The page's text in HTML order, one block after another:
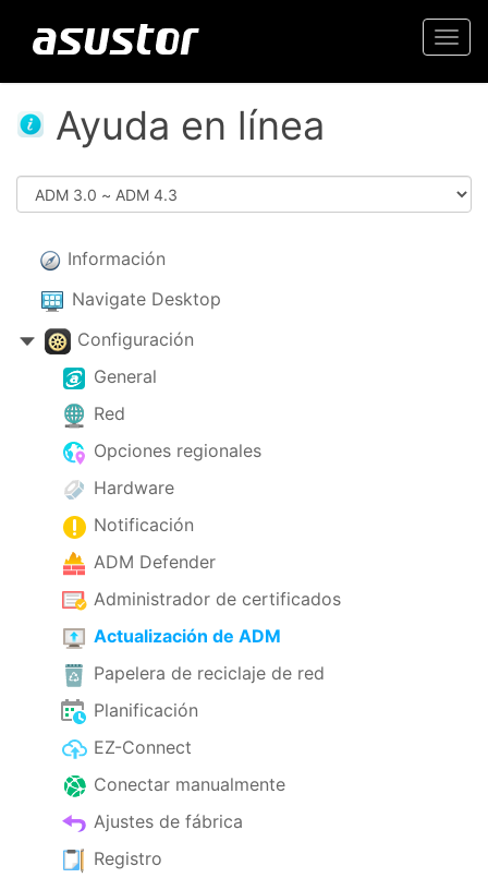
Ayuda en línea
Información
Navigate Desktop
Configuración
General
Red
Opciones regionales
Hardware
Notificación
ADM Defender
Administrador de certificados
Actualización de ADM
Papelera de reciclaje de red
Planificación
EZ-Connect
Conectar manualmente
Ajustes de fábrica
Registro